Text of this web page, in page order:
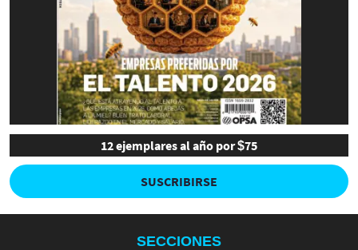
12 ejemplares al año por $75
SUSCRIBIRSE
SECCIONES